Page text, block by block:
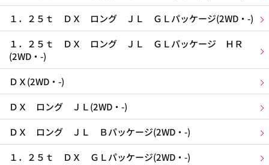
１．２５ｔ ＤＸ ロング ＪＬ ＧＬパッケージ(2WD・-)
１．２５ｔ ＤＸ ロング ＪＬ ＧＬパッケージ ＨＲ
(2WD・-)
ＤＸ(2WD・-)
ＤＸ ロング ＪＬ(2WD・-)
ＤＸ ロング ＪＬ Ｂパッケージ(2WD・-)
１．２５ｔ ＤＸ ＧＬパッケージ(2WD・-)